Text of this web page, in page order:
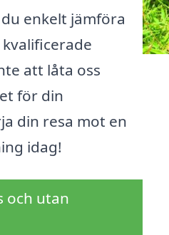
enkelt jämföra
att låta oss
för din
din resa mot en
idag!
och utan